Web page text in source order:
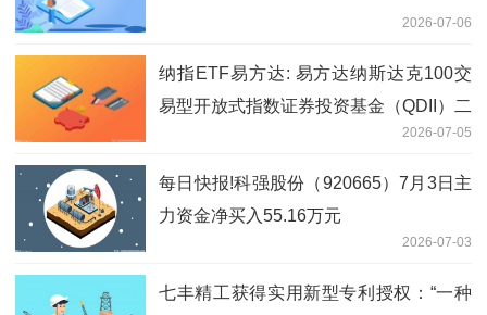
2026-07-06
纳指ETF易方达: 易方达纳斯达克100交
易型开放式指数证券投资基金（QDII）二
级市场交易价格溢价风险提示公告|每日
关注
2026-07-05
每日快报!科强股份（920665）7月3日主
力资金净买入55.16万元
2026-07-03
七丰精工获得实用新型专利授权：“一种